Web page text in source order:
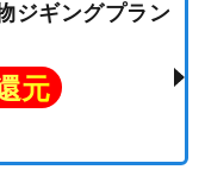
ジギングプラン
元